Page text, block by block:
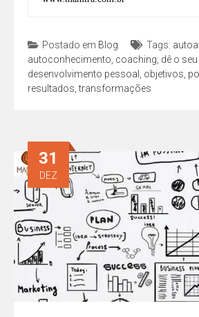
Postado em Blog Tags:
autoconhecimento coaching dê o
desenvolvimento pessoal objetivos
resultados ,transformações
31
DEZ